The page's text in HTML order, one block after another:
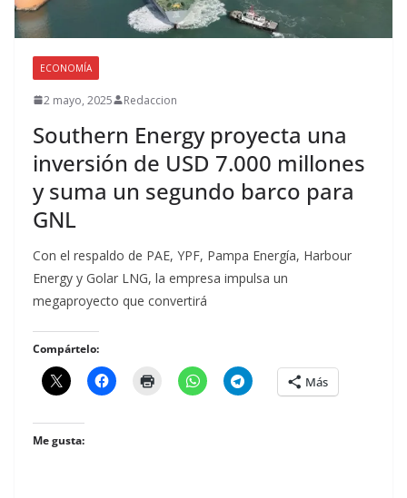
ECONOMÍA
2 mayo, 2025 Redaccion
Southern Energy proyecta una
inversión de USD 7.000 millones
y suma un segundo barco para
GNL
Con el respaldo de PAE, YPF, Pampa Energía, Harbour
Energy y Golar LNG, la empresa impulsa un
megaproyecto que convertirá
Compártelo:
Más
Me gusta: